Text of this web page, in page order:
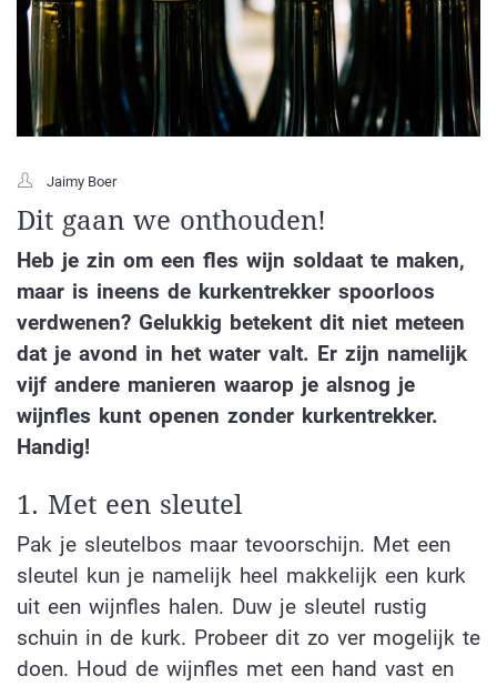
Jaimy Boer
Dit gaan we onthouden!
Heb je zin om een fles wijn soldaat te maken,
maar is ineens de kurkentrekker spoorloos
verdwenen? Gelukkig betekent dit niet meteen
dat je avond in het water valt. Er zijn namelijk
vijf andere manieren waarop je alsnog je
wijnfles kunt openen zonder kurkentrekker.
Handig!
1. Met een sleutel
Pak je sleutelbos maar tevoorschijn. Met een
sleutel kun je namelijk heel makkelijk een kurk
uit een wijnfles halen. Duw je sleutel rustig
schuin in de kurk. Probeer dit zo ver mogelijk te
doen. Houd de wijnfles met een hand vast en